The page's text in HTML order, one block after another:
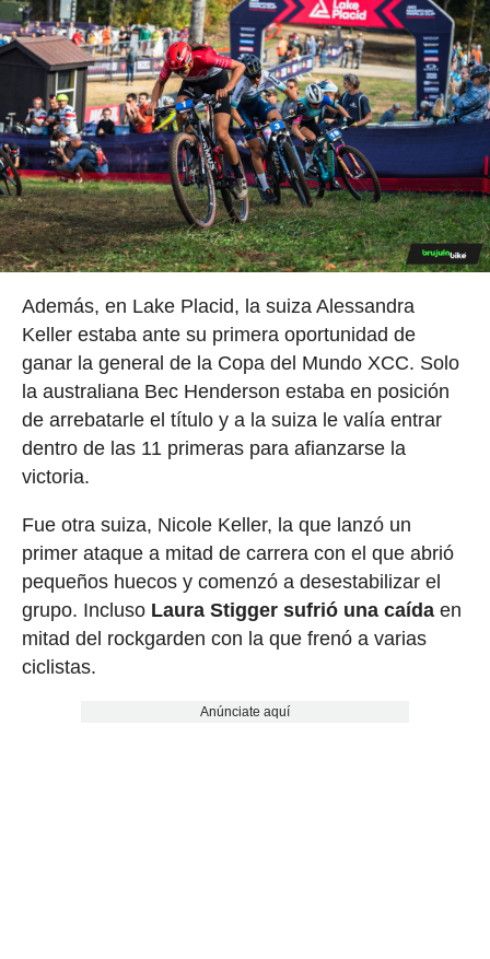
Además, en Lake Placid, la suiza Alessandra
Keller estaba ante su primera oportunidad de
ganar la general de la Copa del Mundo XCC. Solo
la australiana Bec Henderson estaba en posición
de arrebatarle el título y a la suiza le valía entrar
dentro de las 11 primeras para afianzarse la
victoria.
Fue otra suiza, Nicole Keller, la que lanzó un
primer ataque a mitad de carrera con el que abrió
pequeños huecos y comenzó a desestabilizar el
grupo. Incluso Laura Stigger sufrió una caídaen
mitad del rockgarden con la que frenó a varias
ciclistas.
Anúnciate aquí